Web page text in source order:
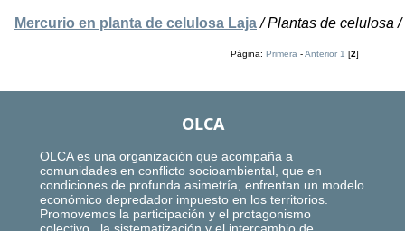
Mercurio en planta de celulosa Laja/ Plantas de celulosa
Página:Primera -Anterior 1 [2]
OLCA
OLCA es una organización que acompaña a
comunidades en conflicto socioambiental, que en
condiciones de profunda asimetría, enfrentan un modelo
económico depredador impuesto en los territorios.
Promovemos la participación y el protagonismo